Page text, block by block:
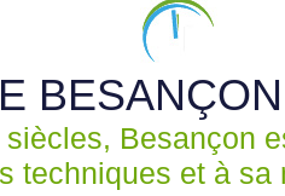
Besançon
techniques et à sa